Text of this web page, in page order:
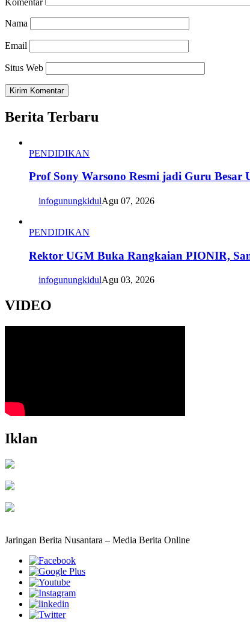
Nama
Email
Situs Web
Berita Terbaru
PENDIDIKAN
Prof Sony Warsono Resmi jadi Guru Besar
infogunungkidulAgu 07, 2026
PENDIDIKAN
Rektor UGM Buka Rangkaian PIONIR,
infogunungkidulAgu 03, 2026
VIDEO
Iklan
Jaringan Berita Nusantara – Media Berita Online